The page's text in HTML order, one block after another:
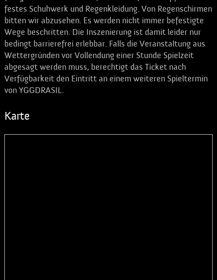
festes Schuhwerk und Regenkleidung. Von Regenschirmen
bitten wir abzusehen. Es werden nicht immer befestigte
Wege beschritten. Die Inszenierung ist damit leider nur
bedingt barrierefrei erlebbar. Falls die Veranstaltung aus
Wettergründen vor Vollendung einer Stunde Spielzeit
abgesagt werden muss, berechtigt das Ticket nach
Verfügbarkeit den Eintritt an einem weiteren Spieltermin
von YGGDRASIL.
Karte